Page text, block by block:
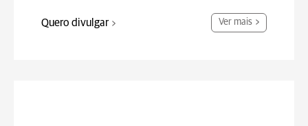
Quero divulgar Ver mais